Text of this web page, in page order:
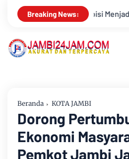
Breaking News:
Oknum, Dua Anggota
Beranda KOTA JAMBI
Dorong
Ekonomi
Pemkot Jambi